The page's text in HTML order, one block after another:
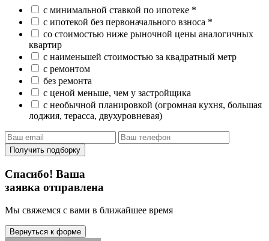
с минимальной ставкой по ипотеке *
с ипотекой без первоначального взноса *
со стоимостью ниже рыночной цены аналогичных
квартир
с наименьшей стоимостью за квадратный метр
с ремонтом
без ремонта
с ценой меньше, чем у застройщика
с необычной планировкой (огромная кухня, большая
лоджия, терасса, двухуровневая)
Получить подборку
Спасибо! Ваша
заявка отправлена
Мы свяжемся с вами в ближайшее время
Вернуться к форме